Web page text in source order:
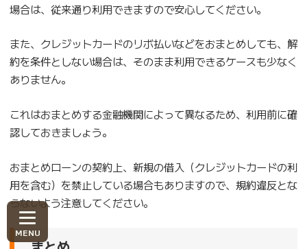
場合は、従来通り利用できますので安心してください。
また、クレジットカードのリボ払いなどをおまとめしても、解
約を条件としない場合は、そのまま利用できるケースも少なく
ありません。
これはおまとめする金融機関によって異なるため、利用前に確
認しておきましょう。
おまとめローンの契約上、新規の借入（クレジットカードの利
用を含む）を禁止している場合もありますので、規約違反とな
らないよう注意してください。